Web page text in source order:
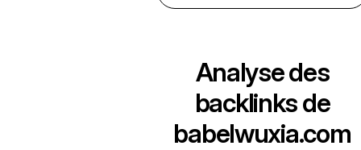
Analyse des
backlinks de
babelwuxia.com